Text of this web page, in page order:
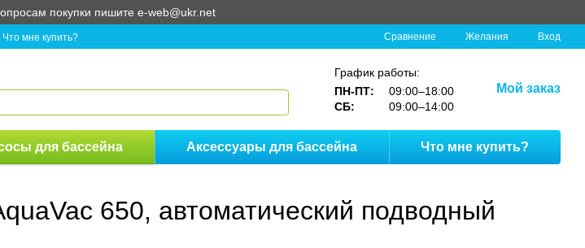
покупки пишите e-web@ukr.net
Что мне купить? Сравнение Желания Вход
График работы:
ПН-ПТ:
09:00–18:00
СБ:
09:00–14:00
Мой заказ
для бассейна Аксессуары для бассейна Что мне купить?
650, автоматический подводный